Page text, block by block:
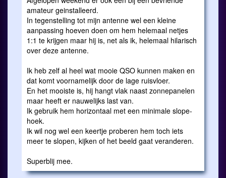
amateur geinstalleerd.
In tegenstelling tot mijn antenne wel een kleine
aanpassing hoeven doen om hem helemaal netjes
1:1 te krijgen maar hij is, net als ik, helemaal hilarisch
over deze antenne.
Ik heb zelf al heel wat mooie QSO kunnen maken en
dat komt voornamelijk door de lage ruisvloer.
En het mooiste is, hij hangt vlak naast zonnepanelen
maar heeft er nauwelijks last van.
Ik gebruik hem horizontaal met een minimale slope-
hoek.
Ik wil nog wel een keertje proberen hem toch iets
meer te slopen, kijken of het beeld gaat veranderen.
Superblij mee.